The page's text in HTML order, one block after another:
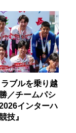
ブルを乗り越
／チームパシ
インターハ
技』